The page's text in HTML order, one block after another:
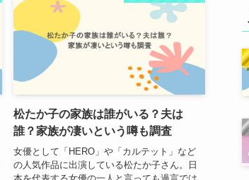
松たか子の家族は誰がいる？夫は
誰？家族が凄いという噂も調査
女優として「HERO」や「カルテット」など
の人気作品に出演している松たか子さん。日